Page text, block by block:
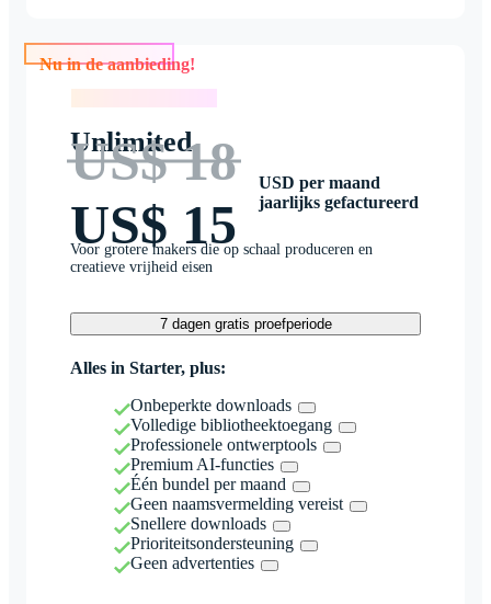
Nu in de aanbieding!
Unlimited
US$ 18
US$ 15
USD per maand
jaarlijks gefactureerd
Voor grotere makers die op schaal produceren en
creatieve vrijheid eisen
7 dagen gratis proefperiode
Alles in Starter, plus:
Onbeperkte downloads
Volledige bibliotheektoegang
Professionele ontwerptools
Premium AI-functies
Één bundel per maand
Geen naamsvermelding vereist
Snellere downloads
Prioriteitsondersteuning
Geen advertenties